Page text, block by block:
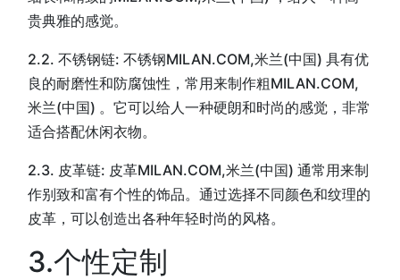
贵典雅的感觉。
2.2. 不锈钢链: 不锈钢MILAN.COM,米兰(中国) 具有优
良的耐磨性和防腐蚀性，常用来制作粗MILAN.COM,
米兰(中国) 。它可以给人一种硬朗和时尚的感觉，非常
适合搭配休闲衣物。
2.3. 皮革链: 皮革MILAN.COM,米兰(中国) 通常用来制
作别致和富有个性的饰品。通过选择不同颜色和纹理的
皮革，可以创造出各种年轻时尚的风格。
3.个性定制